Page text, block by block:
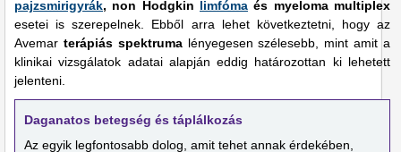
pajzsmirigyrák, non Hodgkin limfóma és myeloma multiplex
esetei is szerepelnek. Ebből arra lehet következtetni, hogy az
Avemar terápiás spektrumalényegesen szélesebb, mint amit a
klinikai vizsgálatok adatai alapján eddig határozottan ki lehetett
jelenteni.
Daganatos betegség és táplálkozás
Az egyik legfontosabb dolog, amit tehet annak érdekében,